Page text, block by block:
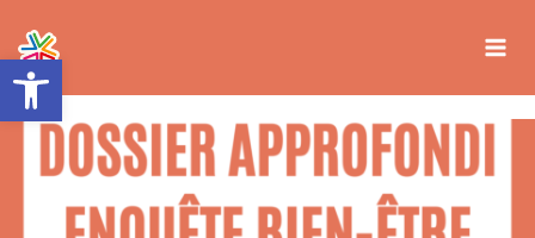
Ouvrir la barre d’outils
contenu